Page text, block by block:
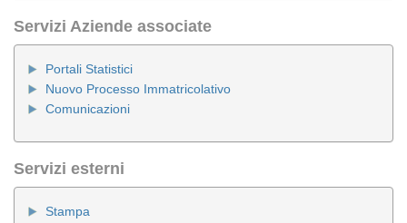
Servizi Aziende associate
Portali Statistici
Nuovo Processo Immatricolativo
Comunicazioni
Servizi esterni
Stampa